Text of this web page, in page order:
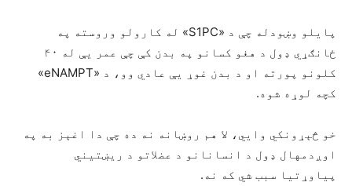
پایلو وښودله چې د «S1PC» له کارولو وروسته په
ځانګړي ډول د هغو کسانو په بدن کې چې عمر یې له ۴۰
کلونو پورته او د بدن غوړ یې عادي وو، د «eNAMPT»
کچه لوړه شوه.
خو څېړونکي وایي، لا هم روښانه نه ده چې دا اغېز به په
اوږدمهال ډول د انسانانو د عضلاتو د ریښتیني
پیاوړتیا سبب شي که نه.